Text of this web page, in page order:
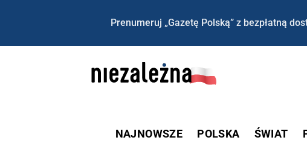
Prenumeruj „Gazetę Polską” z bezpłatną
NAJNOWSZE POLSKA ŚWIAT